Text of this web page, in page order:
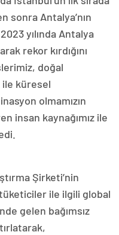
sonra Antalya’nın
yılında Antalya
rekor kırdığını
doğal
küresel
olmamızın
insan kaynağımız ile
Şirketi’nin
ile ilgili global
gelen bağımsız